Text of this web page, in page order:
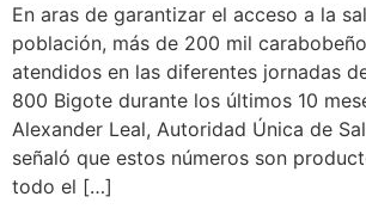
En aras de garantizar el acceso a la
población, más de 200 mil
atendidos en las diferentes jornadas
800 Bigote durante los últimos 10
Alexander Leal, Autoridad Única de
señaló que estos números son
todo el […]